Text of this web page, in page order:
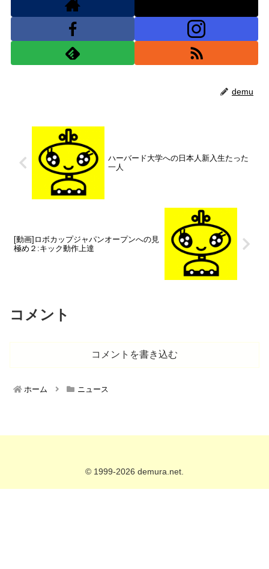
demu
ハーバード大学への日本人新入生たった
一人
[動画]ロボカップジャパンオープンへの見
極め２:キック動作上達
コメント
コメントを書き込む
ホーム ニュース
© 1999-2026 demura.net.